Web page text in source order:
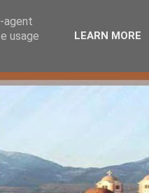
agent
usage
LEARN MORE